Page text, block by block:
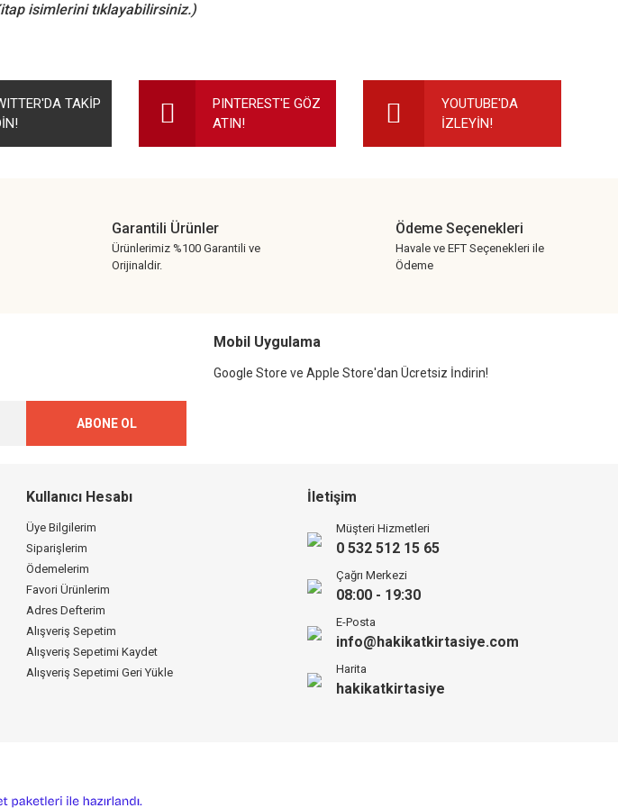
isimlerini tıklayabilirsiniz.)
siz yapın!
TAKİP
PINTEREST'E GÖZ
ATIN!
YOUTUBE'DA
İZLEYİN!
Garantili Ürünler
Ürünlerimiz %100 Garantili ve
Orijinaldir.
Ödeme Seçenekleri
Havale ve EFT Seçenekleri ile
Ödeme
ABONE OL
Mobil Uygulama
Google Store ve Apple Store'dan Ücretsiz İndirin!
Kullanıcı Hesabı
Üye Bilgilerim
Siparişlerim
Ödemelerim
Favori Ürünlerim
Adres Defterim
Alışveriş Sepetim
Alışveriş Sepetimi Kaydet
Alışveriş Sepetimi Geri Yükle
İletişim
Müşteri Hizmetleri
0 532 512 15 65
Çağrı Merkezi
08:00 - 19:30
E-Posta
info@hakikatkirtasiye.com
Harita
hakikatkirtasiye
e-